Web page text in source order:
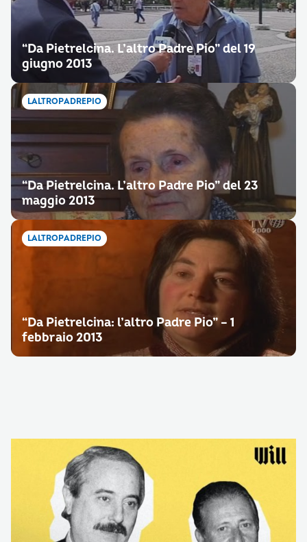
“Da Pietrelcina. L’altro Padre Pio” del 19
giugno 2013
LALTROPADREPIO
“Da Pietrelcina. L’altro Padre Pio” del 23
maggio 2013
LALTROPADREPIO
“Da Pietrelcina: l’altro Padre Pio” – 1
febbraio 2013